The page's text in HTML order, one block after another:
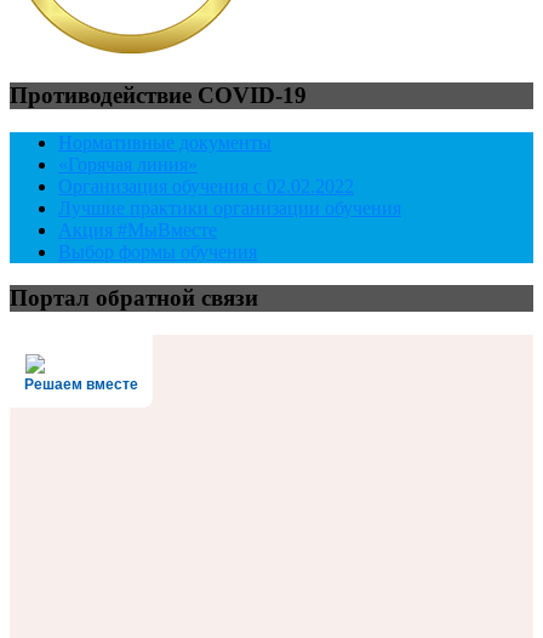
Противодействие COVID-19
Нормативные документы
«Горячая линия»
Организация обучения с 02.02.2022
Лучшие практики организации обучения
Акция #МыВместе
Выбор формы обучения
Портал обратной связи
Решаем вместе